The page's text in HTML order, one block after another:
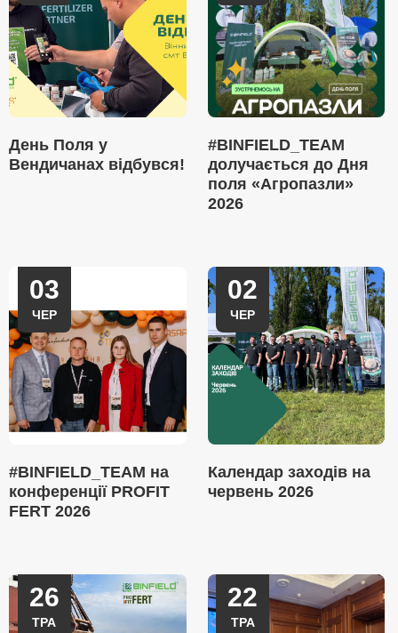
День Поля у
Вендичанах відбувся!
#BINFIELD_TEAM
долучається до Дня
поля «Агропазли»
2026
03
ЧЕР
#BINFIELD_TEAM на
конференції PROFIT
FERT 2026
02
ЧЕР
Календар заходів на
червень 2026
26
ТРА
22
ТРА